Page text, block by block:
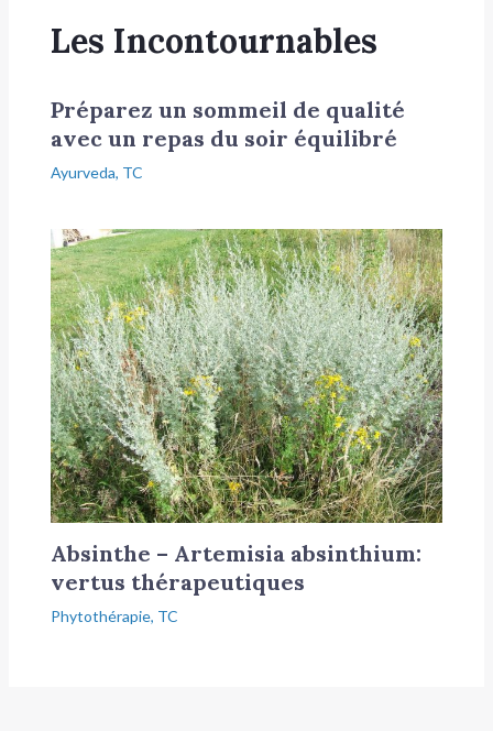
Les Incontournables
Préparez un sommeil de qualité
avec un repas du soir équilibré
Ayurveda, TC
Absinthe – Artemisia absinthium:
vertus thérapeutiques
Phytothérapie, TC